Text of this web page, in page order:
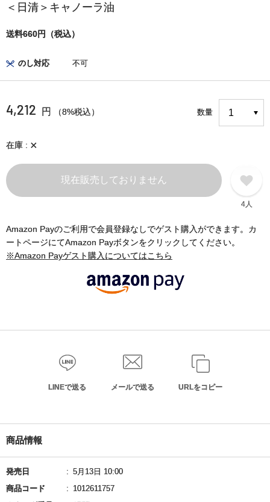
＜日清＞キャノーラ油
送料660円（税込）
のし対応 不可
4,212 円 （8%税込） 数量
在庫 ×
現在販売しておりません
4人
Amazon Payのご利用で会員登録なしでゲスト購入ができます。カ
ートページにてAmazon Payボタンをクリックしてください。
※Amazon Payゲスト購入についてはこちら
LINEで送る メールで送る URLをコピー
商品情報
発売日
5月13日 10:00
商品コード
1012611757